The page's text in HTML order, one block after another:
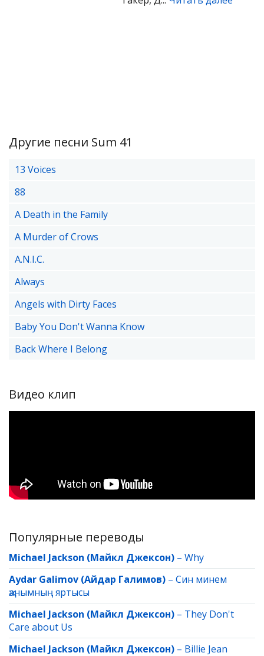
Другие песни Sum 41
13 Voices
88
A Death in the Family
A Murder of Crows
A.N.I.C.
Always
Angels with Dirty Faces
Baby You Don't Wanna Know
Back Where I Belong
Видео клип
Популярные переводы
Michael Jackson (Майкл Джексон) – Why
Aydar Galimov (Айдар Галимов) – Син минем
җанымның яртысы
Michael Jackson (Майкл Джексон) – They Don't
Care about Us
Michael Jackson (Майкл Джексон) – Billie Jean